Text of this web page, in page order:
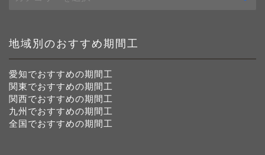
テ
ー
地域別のおすすめ期間工
愛知でおすすめの期間工
関東でおすすめの期間工
関西でおすすめの期間工
九州でおすすめの期間工
全国でおすすめの期間工